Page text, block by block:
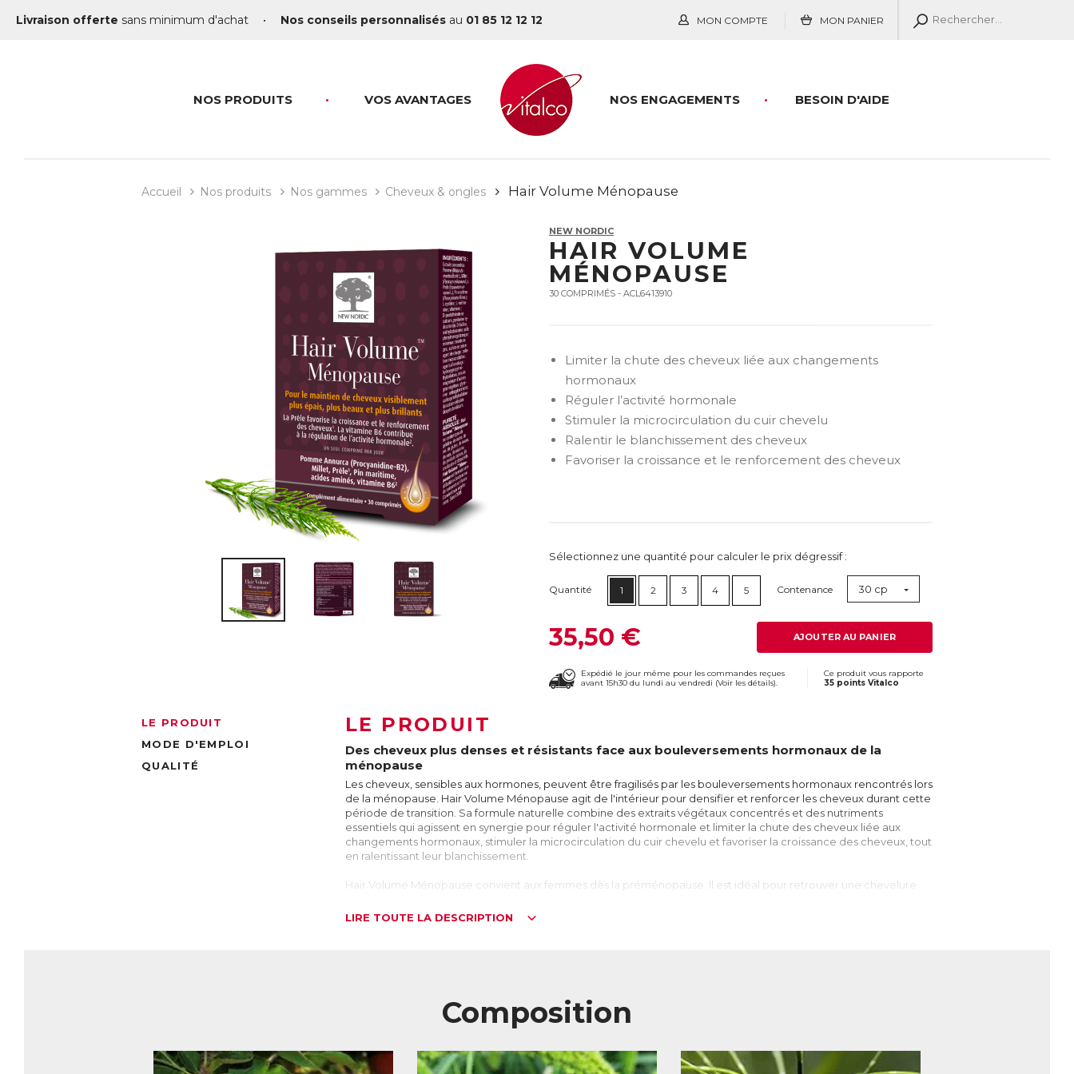
Livraison offerte sans minimum d'achat • Nos conseils personnalisés au 01 85 12 12 12 MON COMPTE MON PANIER
NOS PRODUITS VOS AVANTAGES BESOIN D'AIDE
NOS ENGAGEMENTS
Accueil Nos produits Nos gammes Cheveux & ongles Hair Volume Ménopause
NEW NORDIC
HAIR VOLUME
MÉNOPAUSE
30 COMPRIMÉS - ACL6413910
Limiter la chute des cheveux liée aux changements
hormonaux
Réguler l’activité hormonale
Stimuler la microcirculation du cuir chevelu
Ralentir le blanchissement des cheveux
Favoriser la croissance et le renforcement des cheveux
Sélectionnez une quantité pour calculer le prix dégressif :
Quantité 1 2 3 4 5 Contenance 30 cp
35,50 € AJOUTER AU PANIER
Expédié le jour même pour les commandes reçues
avant 15h30 du lundi au vendredi (Voir les détails).
Ce produit vous rapporte
35 points Vitalco
LE PRODUIT
MODE D'EMPLOI
QUALITÉ
LE PRODUIT
Des cheveux plus denses et résistants face aux bouleversements hormonaux de la
ménopause
Les cheveux, sensibles aux hormones, peuvent être fragilisés par les bouleversements hormonaux rencontrés lors
de la ménopause. Hair Volume Ménopause agit de l'intérieur pour densifier et renforcer les cheveux durant cette
période de transition. Sa formule naturelle combine des extraits végétaux concentrés et des nutriments
essentiels qui agissent en synergie pour réguler l'activité hormonale et limiter la chute des cheveux liée aux
changements hormonaux, stimuler la microcirculation du cuir chevelu et favoriser la croissance des cheveux, tout
en ralentissant leur blanchissement.
Hair Volume Ménopause convient aux femmes dès la préménopause. Il est idéal pour retrouver une chevelure
chevelu et chaque follicule est programmé pour effectuer 20 à 30 cycles du cheveu jusqu’à épuisement.
L’influence des hormones sur les cheveux
Les hormones féminines influencent positivement la croissance des cheveux et seraient capables de prolonger
la phase anagène. Les œstrogènes améliorent la microcirculation sanguine, ce qui optimise l'irrigation du cuir
LIRE TOUTE LA DESCRIPTION
Composition